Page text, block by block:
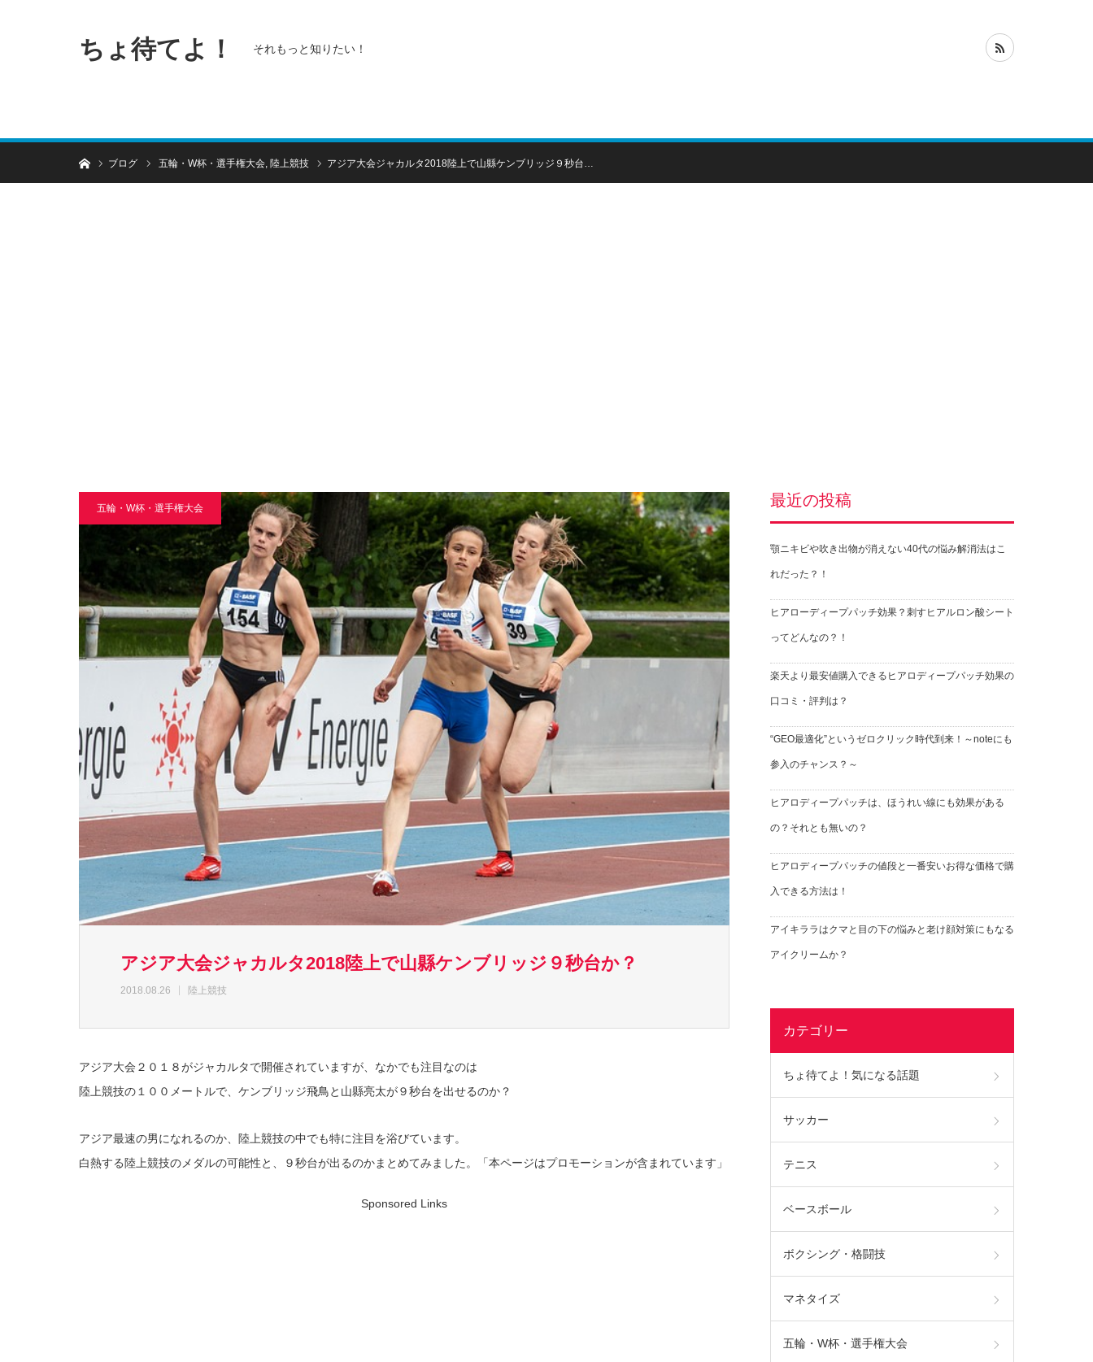
ちょ待てよ！ それもっと知りたい！
ホームブログ 五輪・W杯・選手権大会, 陸上競技 アジア大会ジャカルタ2018陸上で山縣ケンブリッジ９秒台…
五輪・W杯・選手権大会
アジア大会ジャカルタ2018陸上で山縣ケンブリッジ９秒台か？
2018.08.26 陸上競技
アジア大会２０１８がジャカルタで開催されていますが、なかでも注目なのは
陸上競技の１００メートルで、ケンブリッジ飛鳥と山縣亮太が９秒台を出せるのか？
アジア最速の男になれるのか、陸上競技の中でも特に注目を浴びています。
白熱する陸上競技のメダルの可能性と、９秒台が出るのかまとめてみました。「本ページはプロモーションが含まれています」
Sponsored Links
最近の投稿
顎ニキビや吹き出物が消えない40代の悩み解消法はこ
れだった？！
ヒアローディープパッチ効果？刺すヒアルロン酸シート
ってどんなの？！
楽天より最安値購入できるヒアロディープパッチ効果の
口コミ・評判は？
“GEO最適化”というゼロクリック時代到来！～noteにも
参入のチャンス？～
ヒアロディープパッチは、ほうれい線にも効果がある
の？それとも無いの？
ヒアロディープパッチの値段と一番安いお得な価格で購
入できる方法は！
アイキララはクマと目の下の悩みと老け顔対策にもなる
アイクリームか？
カテゴリー
ちょ待てよ！気になる話題
サッカー
テニス
ベースボール
ボクシング・格闘技
マネタイズ
五輪・W杯・選手権大会